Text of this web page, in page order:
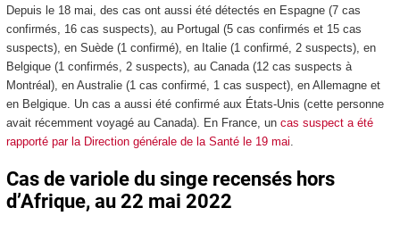
Depuis le 18 mai, des cas ont aussi été détectés en Espagne (7 cas
confirmés, 16 cas suspects), au Portugal (5 cas confirmés et 15 cas
suspects), en Suède (1 confirmé), en Italie (1 confirmé, 2 suspects), en
Belgique (1 confirmés, 2 suspects), au Canada (12 cas suspects à
Montréal), en Australie (1 cas confirmé, 1 cas suspect), en Allemagne et
en Belgique. Un cas a aussi été confirmé aux États-Unis (cette personne
avait récemment voyagé au Canada). En France, un cas suspect a été
rapporté par la Direction générale de la Santé le 19 mai